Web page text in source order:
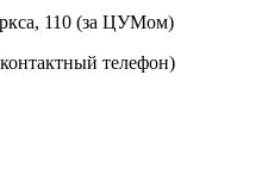
110 (за ЦУМом)
телефон)